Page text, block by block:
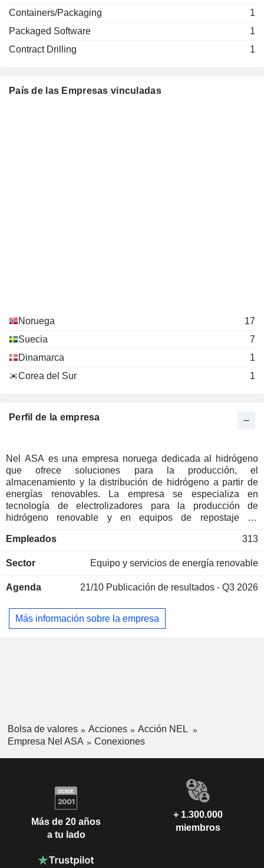
Containers/Packaging
1
Packaged Software
1
Contract Drilling
1
País de las Empresas vinculadas
Noruega
17
Suecia
7
Dinamarca
1
Corea del Sur
1
Perfil de la empresa
Nel ASA es una empresa noruega dedicada al hidrógeno
que ofrece soluciones para la producción, el
almacenamiento y la distribución de hidrógeno a partir de
energías renovables. La empresa se especializa en
tecnología de electrolizadores para la producción de
hidrógeno renovable y en equipos de repostaje de
comerciales de la empresa se dividen en dos segmentos
Electrolyser. El segmento Nel Hydrogen Fueling se dedica a
vehículos eléctricos de pila de combustible. La planta de
Dinamarca. El segmento Nel Hydrogen Electrolyser es un
proveedor global de equipos de producción de hidrógeno
Empleados 313
Sector Equipo y servicios de energía renovable
Agenda 21/10 Publicación de resultados - Q3 2026
Más información sobre la empresa
Bolsa de valores Acciones
Acción NEL
Empresa Nel ASA
Conexiones
Más de 20 años
a tu lado
+ 1.300.000
miembros